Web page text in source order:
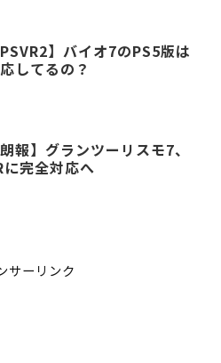
PSVR2】バイオ7のPS5版は
してるの？
朗報】グランツーリスモ7、
に完全対応へ
サーリンク